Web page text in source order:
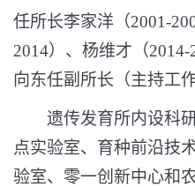
任所长李家洋（2001-
2014）、杨维才（2014-
向东任副所长（主持工作
遗传发育所内设科
点实验室、育种前沿技
验室、零一创新中心和